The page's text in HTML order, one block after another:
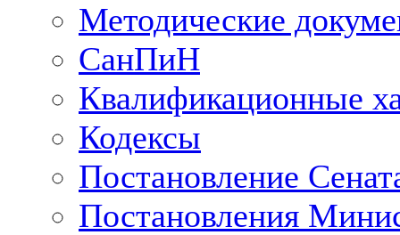
Методические
СанПиН
Квалификационные
Кодексы
Постановление
Постановления